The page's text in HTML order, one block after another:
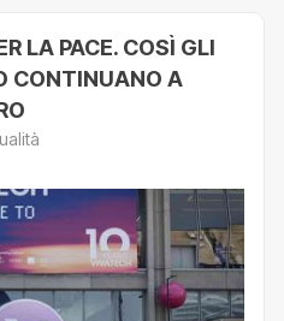
LA PACE. COSÌ GLI
CONTINUANO A